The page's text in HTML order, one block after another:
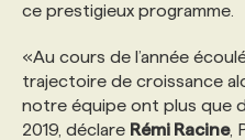
ce prestigieux programme.
«Au cours de l’année
trajectoire de croissance
notre équipe ont plus que
2019, déclare Rémi Racine,